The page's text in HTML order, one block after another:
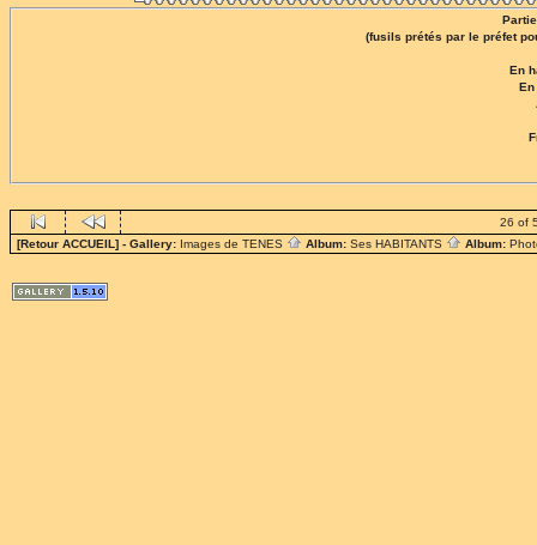
(fusils prétés par le préfet
En
En
26 of
[Retour ACCUEIL] - Gallery: Images de TENES Album: Ses HABITANTS Album: